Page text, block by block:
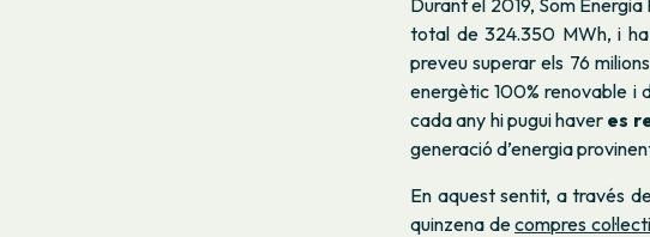
total de 324.350 MWh, i
preveu superar els 76
energètic 100% renovable i
cada any hi pugui haver es
generació d’energia
En aquest sentit, a través
quinzena decompres